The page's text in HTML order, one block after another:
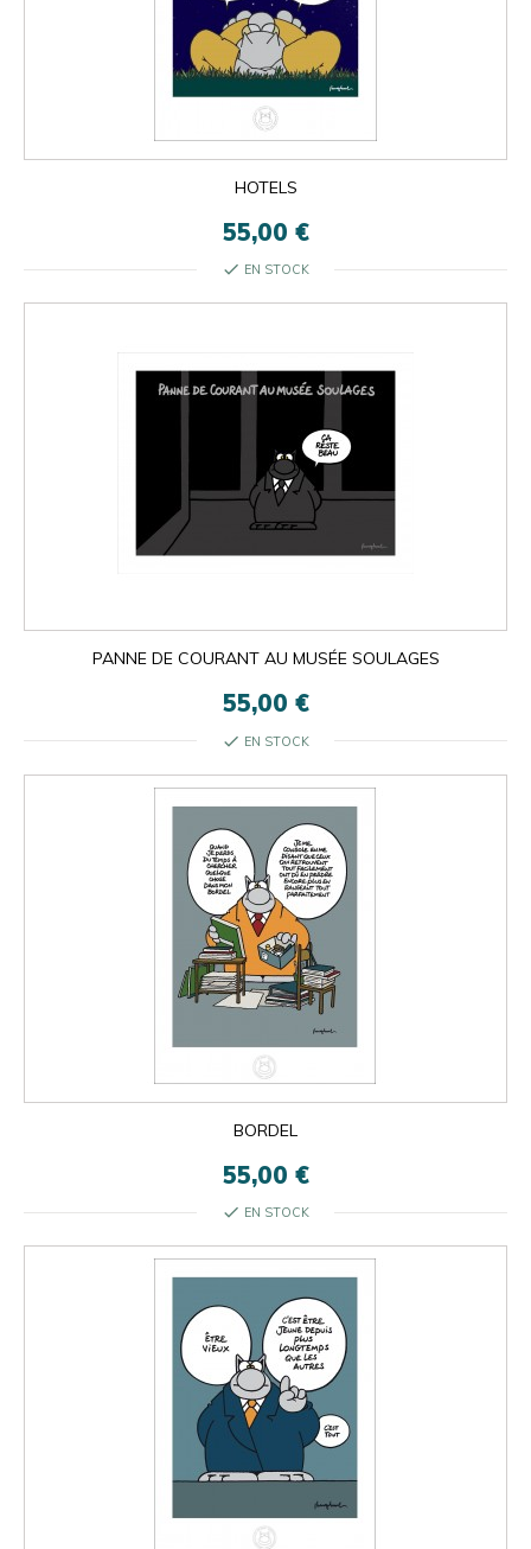
HOTELS
55,00 €
check EN STOCK
PANNE DE COURANT AU MUSÉE SOULAGES
55,00 €
check EN STOCK
BORDEL
55,00 €
check EN STOCK
